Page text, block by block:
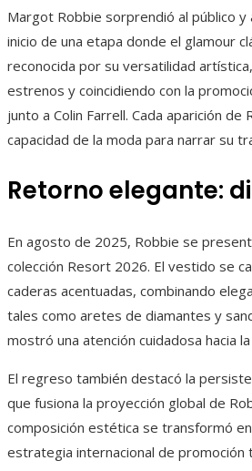
Margot Robbie sorprendió al público
inicio de una etapa donde el glamour
reconocida por su versatilidad
estrenos y coincidiendo con la
junto a Colin Farrell. Cada aparición
capacidad de la moda para narrar su
Retorno elegante:
En agosto de 2025, Robbie se
colección Resort 2026. El vestido se
caderas acentuadas, combinando
tales como aretes de diamantes y
mostró una atención cuidadosa hacia
El regreso también destacó la
que fusiona la proyección global de
composición estética se transformó
estrategia internacional de